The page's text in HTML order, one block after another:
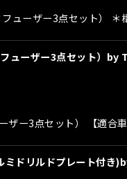
絞り込む
ューザー3点セット）
ューザー3点セット）by
ザー3点セット） 【
ミドリルドプレート付き